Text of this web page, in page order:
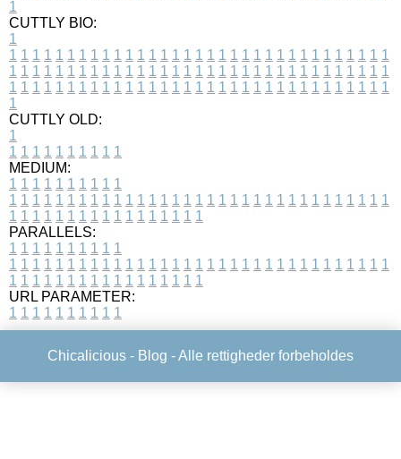
1
CUTTLY BIO:
1
1 1 1 1 1 1 1 1 1 1 1 1 1 1 1 1 1 1 1 1 1 1 1 1 1 1 1 1 1 1 1 1 1
1 1 1 1 1 1 1 1 1 1 1 1 1 1 1 1 1 1 1 1 1 1 1 1 1 1 1 1 1 1 1 1 1
1 1 1 1 1 1 1 1 1 1 1 1 1 1 1 1 1 1 1 1 1 1 1 1 1 1 1 1 1 1 1 1 1
1
CUTTLY OLD:
1
1 1 1 1 1 1 1 1 1 1
MEDIUM:
1 1 1 1 1 1 1 1 1 1
1 1 1 1 1 1 1 1 1 1 1 1 1 1 1 1 1 1 1 1 1 1 1 1 1 1 1 1 1 1 1 1 1
1 1 1 1 1 1 1 1 1 1 1 1 1 1 1 1 1
PARALLELS:
1 1 1 1 1 1 1 1 1 1
1 1 1 1 1 1 1 1 1 1 1 1 1 1 1 1 1 1 1 1 1 1 1 1 1 1 1 1 1 1 1 1 1
1 1 1 1 1 1 1 1 1 1 1 1 1 1 1 1 1
URL PARAMETER:
1 1 1 1 1 1 1 1 1 1
Chicalicious - Blog - Alle rettigheder forbeholdes